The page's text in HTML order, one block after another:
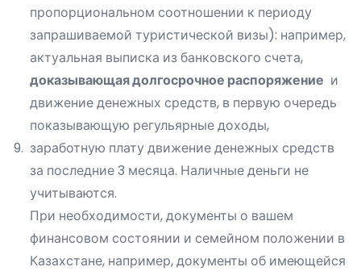
9.
пропорциональном соотношении к периоду
запрашиваемой туристической визы): например,
актуальная выписка из банковского счета,
доказывающаядолгосрочное распоряжение и
движение денежных средств, в первую очередь
показывающую регульярные доходы,
заработную плату движение денежных средств
за последние 3 месяца. Наличные деньги не
учитываются.
При необходимости, документы о вашем
финансовом состоянии и семейном положении в
Казахстане, например, документы об имеющейся